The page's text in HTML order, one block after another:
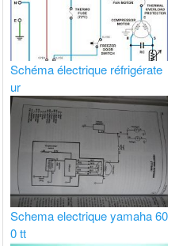
Schéma électrique réfrigérate
ur
Schema electrique yamaha 60
0 tt